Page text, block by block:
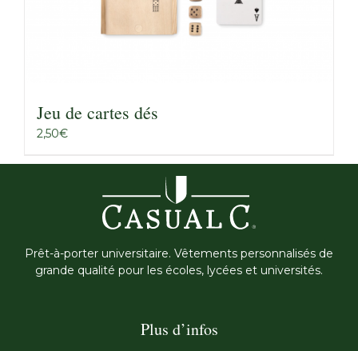
Jeu de cartes dés
2,50€
Prêt-à-porter universitaire. Vêtements personnalisés de
grande qualité pour les écoles, lycées et universités.
Plus d’infos